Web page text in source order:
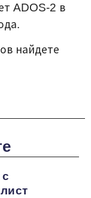
ADOS-2 в
найдете